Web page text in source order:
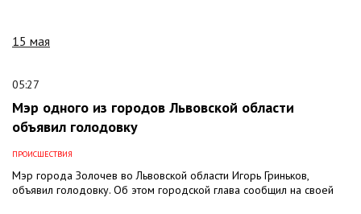
15 мая
05:27
Мэр одного из городов Львовской области
объявил голодовку
ПРОИСШЕСТВИЯ
Мэр города Золочев во Львовской области Игорь Гриньков,
объявил голодовку. Об этом городской глава сообщил на своей